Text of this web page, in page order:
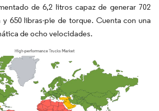
de 6,2 litros capaz de generar 702
y 650 libras-pie de torque. Cuenta con una
de ocho velocidades.